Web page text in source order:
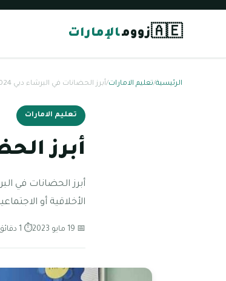
🇦🇪زوومالإمارات
الرئيسية/تعليم الامارات/أبرز الحضانات في البرشاء دبي 2024
تعليم الامارات
أبرز
أبرز الحضانات في
الأخلاقية أو
📅 19 مايو 2023 ⏱ 1 دقائق قراءة